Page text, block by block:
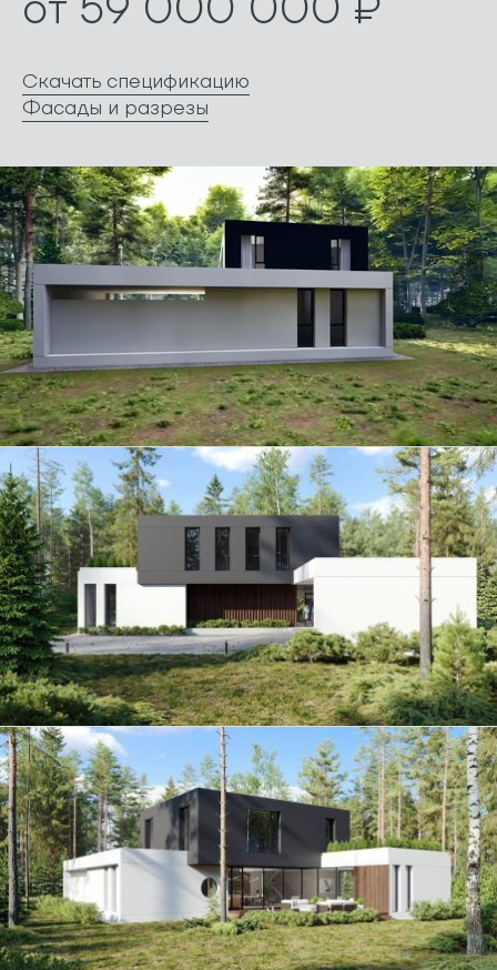
Скачать спецификацию
Фасады и разрезы